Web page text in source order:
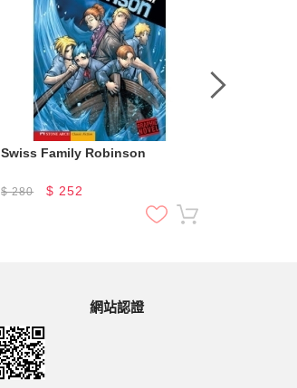
Swiss Family Robinson
$280 $ 252
網站認證